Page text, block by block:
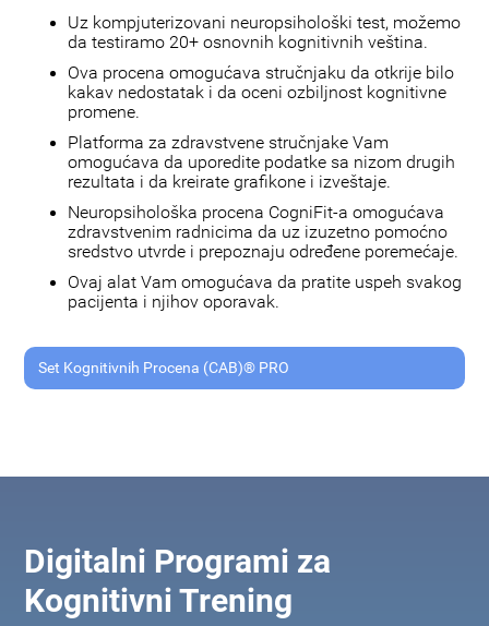
Uz kompjuterizovani neuropsihološki test, možemo
da testiramo 20+ osnovnih kognitivnih veština.
Ova procena omogućava stručnjaku da otkrije bilo
kakav nedostatak i da oceni ozbiljnost kognitivne
promene.
Platforma za zdravstvene stručnjake Vam
omogućava da uporedite podatke sa nizom drugih
rezultata i da kreirate grafikone i izveštaje.
Neuropsihološka procena CogniFit-a omogućava
zdravstvenim radnicima da uz izuzetno pomoćno
sredstvo utvrde i prepoznaju određene poremećaje.
Ovaj alat Vam omogućava da pratite uspeh svakog
pacijenta i njihov oporavak.
Set Kognitivnih Procena (CAB)® PRO
Digitalni Programi za
Kognitivni Trening